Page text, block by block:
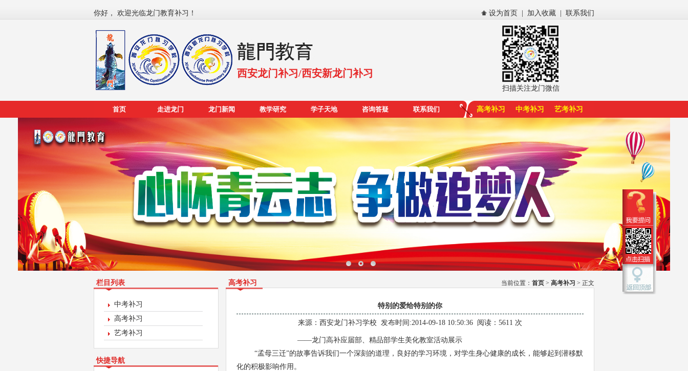
你好， 欢迎光临龙门教育补习！ 设为首页 加入收藏 联系我们
西安龙门补习/西安新龙门补习
扫描关注龙门微信
首页 走进龙门 龙门新闻 教学研究 学子天地 咨询答疑 联系我们 高考补习 中考补习 艺考补习
栏目列表
中考补习
高考补习
艺考补习
快捷导航
高考补习 当前位置： 首页 > 高考补习 > 正文
特别的爱给特别的你
来源： 西安龙门补习学校 发布时间:2014-09-18 10:50:36 阅读：5611 次
——龙门高补应届部、精品部学生美化教室活动展示
“孟母三迁”的故事告诉我们一个深刻的道理，良好的学习环境，对学生身心健康的成长，能够起到潜移默
化的积极影响作用。